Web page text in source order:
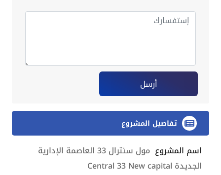
أرسل
تفاصيل المشروع
اسم المشروع
مول سنترال 33 العاصمة الإدارية
الجديدة Central 33 New capital